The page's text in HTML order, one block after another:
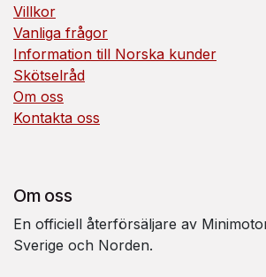
Villkor
Vanliga frågor
Information till Norska kunder
Skötselråd
Om oss
Kontakta oss
Om oss
En officiell återförsäljare av
Sverige och Norden.